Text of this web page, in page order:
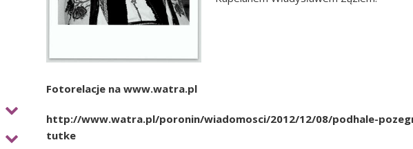
Fotorelacje na www.watra.pl
http://www.watra.pl/poronin/wiadomosci/2012/12/08/podhale-
tutke